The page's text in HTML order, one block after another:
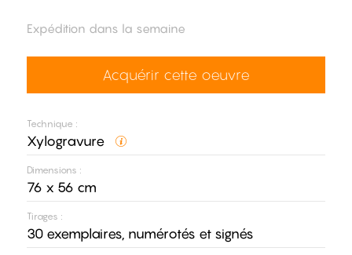
Technique :
Xylogravure
Dimensions :
76 x 56 cm
Tirages :
30 exemplaires, numérotés et signés
Expédition dans la semaine
Acquérir cette oeuvre